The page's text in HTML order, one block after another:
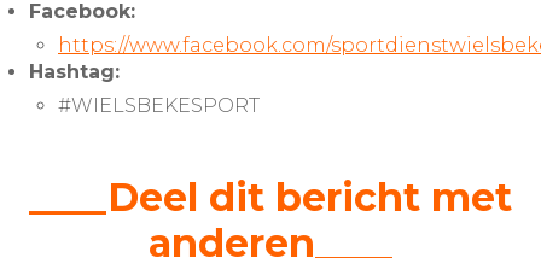
Facebook:
https://www.facebook.com/
Hashtag:
#WIELSBEKESPORT
____Deel dit bericht met
anderen____